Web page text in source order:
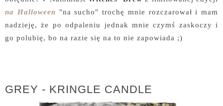
na Halloween "na sucho" trochę mnie rozczarował i mam
nadzieję, że po odpaleniu jednak mnie czymś zaskoczy i
go polubię, bo na razie się na to nie zapowiada ;)
GREY - KRINGLE CANDLE